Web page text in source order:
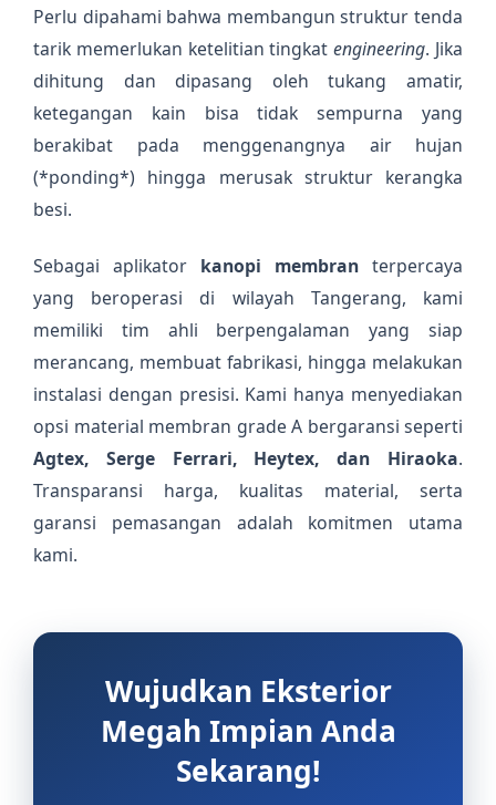
Perlu dipahami bahwa membangun struktur tenda
tarik memerlukan ketelitian tingkatengineering. Jika
dihitung dan dipasang oleh tukang amatir,
ketegangan kain bisa tidak sempurna yang
berakibat pada menggenangnya air hujan
(*ponding*) hingga merusak struktur kerangka
besi.
Sebagai aplikator kanopi membran terpercaya
yang beroperasi di wilayah Tangerang, kami
memiliki tim ahli berpengalaman yang siap
merancang, membuat fabrikasi, hingga melakukan
instalasi dengan presisi. Kami hanya menyediakan
opsi material membran grade A bergaransi seperti
Agtex, Serge Ferrari, Heytex, dan Hiraoka.
Transparansi harga, kualitas material, serta
garansi pemasangan adalah komitmen utama
kami.
Wujudkan Eksterior
Megah Impian Anda
Sekarang!